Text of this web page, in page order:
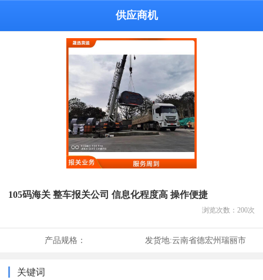
供应商机
105码海关 整车报关公司 信息化程度高 操作便捷
浏览次数： 200次
产品规格： 发货地:云南省德宏州瑞丽市
关键词